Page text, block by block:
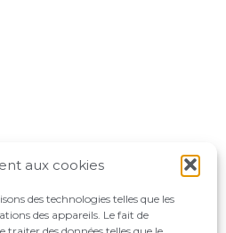
aux cookies
des technologies telles que les
des appareils. Le fait de